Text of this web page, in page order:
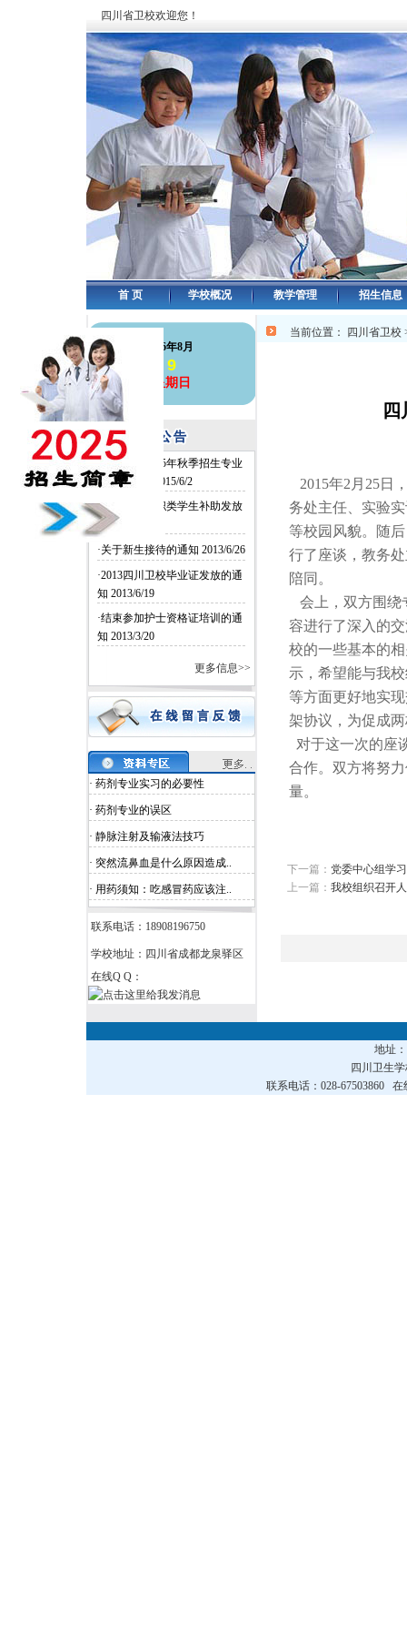
四川省卫校欢迎您！
首 页 学校概况 教学管理 招生信息
126年8月
9
星期日
·四川卫校2015年秋季招生专业
和名额确定
2015/6/2
·四川卫校中职类学生补助发放
2014/6/26
·关于新生接待的通知 2013/6/26
·2013四川卫校毕业证发放的通
知 2013/6/19
·结束参加护士资格证培训的通
知 2013/3/20
更多信息>>
· 药剂专业实习的必要性
· 药剂专业的误区
· 静脉注射及输液法技巧
· 突然流鼻血是什么原因造成..
· 用药须知：吃感冒药应该注..
联系电话：18908196750
学校地址：四川省成都龙泉驿区
在线Q Q：
当前位置： 四川省卫校
2015年2 月 25日
务处主任、实验
等校园风貌。随
行了座谈，教务
陪同。
会上，双方围绕
容进行了深入的
校的一些基本的
示，希望能与我
等方面更好地实
架协议，为促成
对于这一次的座
合作。双方将努
量。
下一篇： 党委中心组学
上一篇： 我校组织召开
地址
四川卫生
联系电话：028-67503860